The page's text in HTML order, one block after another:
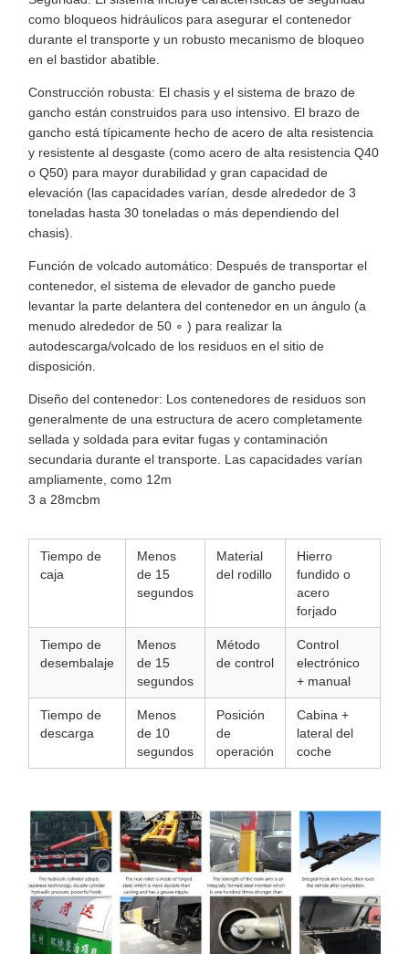
como bloqueos hidráulicos para asegurar el contenedor
durante el transporte y un robusto mecanismo de bloqueo
en el bastidor abatible.
Construcción robusta: El chasis y el sistema de brazo de
gancho están construidos para uso intensivo. El brazo de
gancho está típicamente hecho de acero de alta resistencia
y resistente al desgaste (como acero de alta resistencia Q40
o Q50) para mayor durabilidad y gran capacidad de
elevación (las capacidades varían, desde alrededor de 3
toneladas hasta 30 toneladas o más dependiendo del
chasis).
Función de volcado automático: Después de transportar el
contenedor, el sistema de elevador de gancho puede
levantar la parte delantera del contenedor en un ángulo (a
menudo alrededor de 50 ∘ ) para realizar la
autodescarga/volcado de los residuos en el sitio de
disposición.
Diseño del contenedor: Los contenedores de residuos son
generalmente de una estructura de acero completamente
sellada y soldada para evitar fugas y contaminación
secundaria durante el transporte. Las capacidades varían
ampliamente, como 12m
3 a 28mcbm
Tiempo de
caja
Menos
de 15
segundos
Material
del rodillo
Hierro
fundido o
acero
forjado
Tiempo de
desembalaje
Menos
de 15
segundos
Método
de control
Control
electrónico
+ manual
Tiempo de
descarga
Menos
de 10
segundos
Posición
de
operación
Cabina +
lateral del
coche